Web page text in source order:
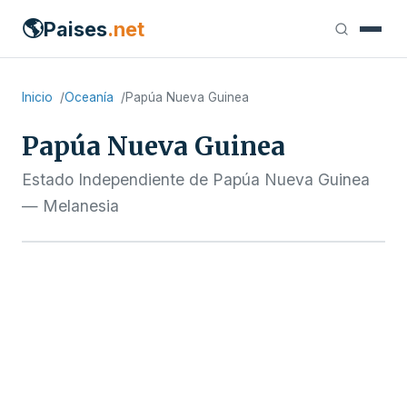
🌎Paises.net
Inicio Oceanía Papúa Nueva Guinea
Papúa Nueva Guinea
Estado Independiente de Papúa Nueva Guinea
— Melanesia